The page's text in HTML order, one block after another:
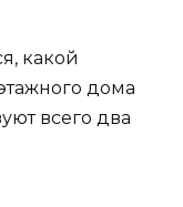
какой
дома
всего два